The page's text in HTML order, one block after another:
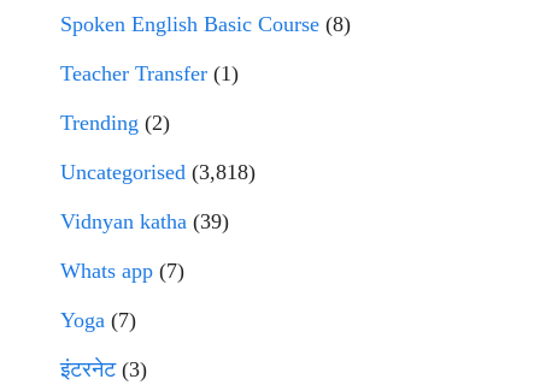
Spoken English Basic Course (8)
Teacher Transfer (1)
Trending (2)
Uncategorised (3,818)
Vidnyan katha (39)
Whats app (7)
Yoga (7)
इंटरनेट(3)